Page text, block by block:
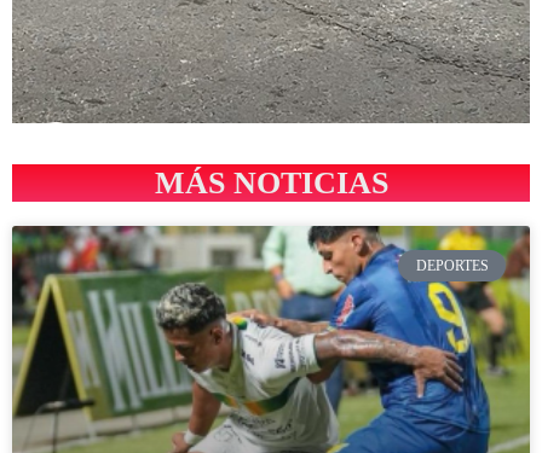
MÁS NOTICIAS
DEPORTES